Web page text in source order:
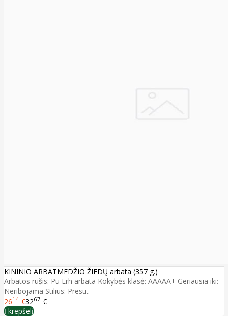
KININIO ARBATMEDŽIO ŽIEDŲ arbata (357 g.)
Arbatos rūšis: Pu Erh arbata Kokybės klasė: AAAAA+ Geriausia iki:
Neribojama Stilius: Presu..
2614 €3267 €
Į krepšelį